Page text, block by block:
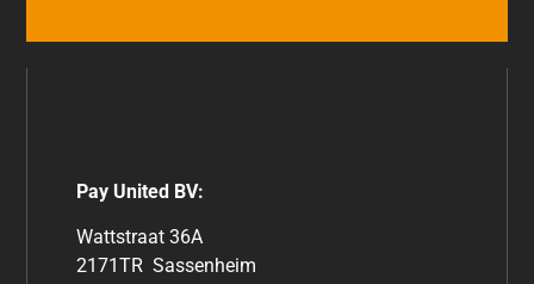
Pay United BV:
Wattstraat 36A
2171TR Sassenheim